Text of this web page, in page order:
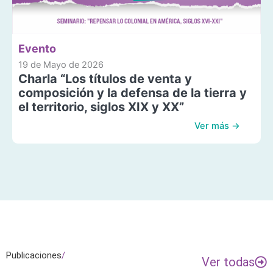
Evento
19 de Mayo de 2026
Charla “Los títulos de venta y
composición y la defensa de la tierra y
el territorio, siglos XIX y XX”
Ver más →
Publicaciones/ Ver todas